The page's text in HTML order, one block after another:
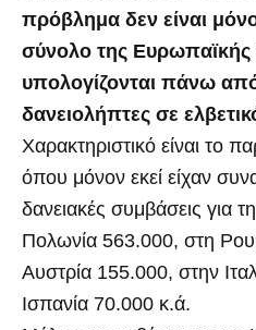
πρόβλημα δεν είναι
σύνολο της
υπολογίζονται πάνω
δανειολήπτες σε
Χαρακτηριστικό είναι το
όπου μόνον εκεί είχαν
δανειακές συμβάσεις για
Πολωνία 563.000, στη
Αυστρία 155.000, στην
Ισπανία 70.000 κ.ά.